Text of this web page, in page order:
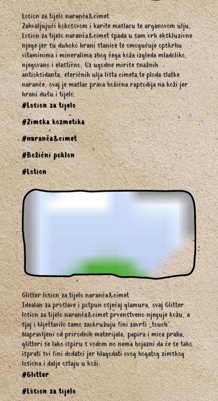
Losion za tijelo naranča&cimet
Zahvaljujući kokosovom i karite maslacu te arganovom ulju,
Losion za tijelo naranča&cimet spada u sam vrh ekskluzivne
njege jer su duboko hrani stanice te omogućuje opskrbu
vitaminima i mineralima zbog čega koža izgleda mladoliko,
njegovano i elastično. Uz ugodne mirise snažnih
antioksidanta, eteričnih ulja lista cimeta te ploda slatke
naranče, ovaj je maslac prava božićna rapsodija na koži jer
hrani dušu i tijelo.
#Losion za tijelo
#Zimska kozmetika
#naranča&cimet
#Božićni poklon
#Lotion
Glitter losion za tijelo naranča&cimet
Idealan za proslave i potpun osjećaj glamura, ovaj Glitter
losion za tijelo naranča&cimet prvenstveno njeguje kožu, a
sjaj i blještavilo samo zaokružuju fini završi „touch“.
Napravljeni od prirodnih materijala, papira i mica praha,
glitteri se lako ispiru s vodom no nema bojazni da će se tako
isprati svi fini dodatci jer blagodati ovog bogatog zimskog
losiona i dalje ostaju u koži.
#Glitter
#Losion za tijelo